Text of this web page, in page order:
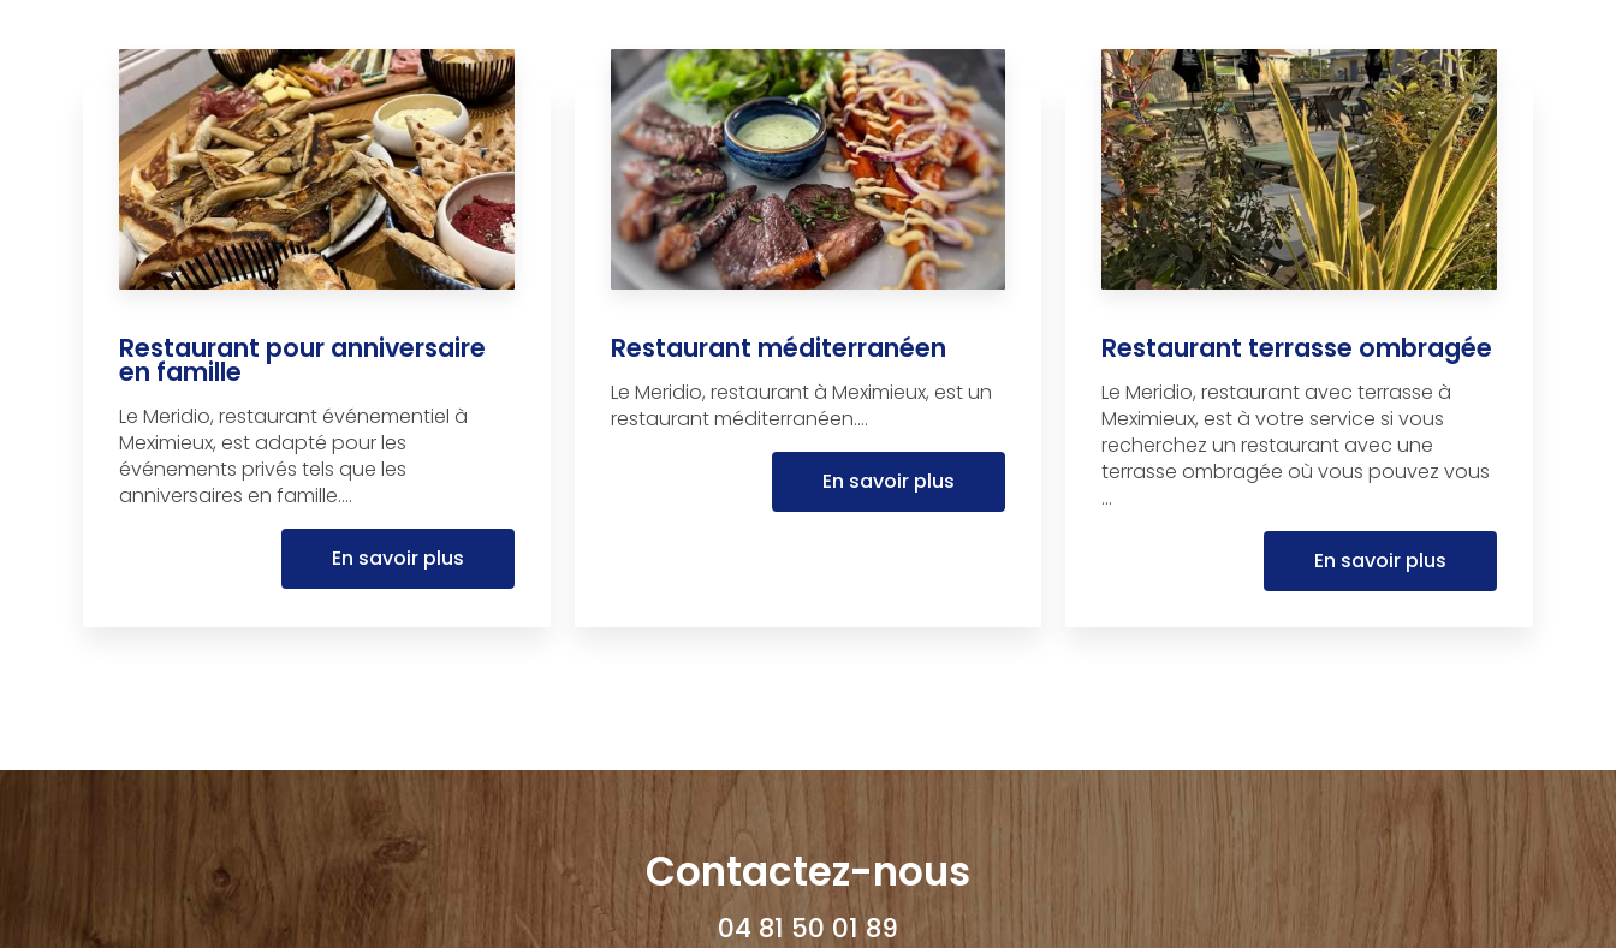
Restaurant pour anniversaire
en famille
Le Meridio, restaurant événementiel à
Meximieux, est adapté pour les
événements privés tels que les
anniversaires en famille....
En savoir plus
Restaurant méditerranéen
Le Meridio, restaurant à Meximieux, est un
restaurant méditerranéen....
En savoir plus
Restaurant terrasse ombragée
Le Meridio, restaurant avec terrasse à
Meximieux, est à votre service si vous
recherchez un restaurant avec une
terrasse ombragée où vous pouvez vous
...
En savoir plus
Contactez-nous
04 81 50 01 89